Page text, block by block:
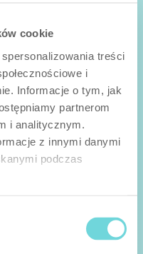
cookie
treści
i
Informacje o tym, jak
partnerom
i analitycznym.
z innymi danymi
podczas